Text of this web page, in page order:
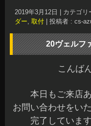
2019年3月12日 カテゴリ
ダー, 取付 投稿者 : cs-
20ヴェル
こんば
本日もご来店
お問い合わせをい
完了していま